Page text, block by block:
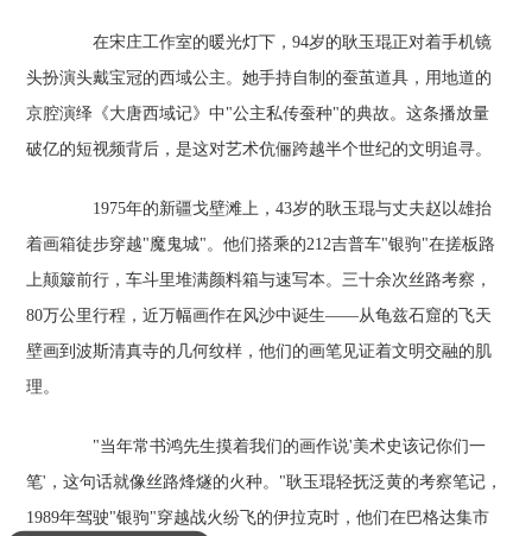
在宋庄工作室的暖光灯下，94岁的耿玉琨正对着手机镜
头扮演头戴宝冠的西域公主。她手持自制的蚕茧道具，用地道的
京腔演绎《大唐西域记》中"公主私传蚕种"的典故。这条播放量
破亿的短视频背后，是这对艺术伉俪跨越半个世纪的文明追寻。
1975年的新疆戈壁滩上，43岁的耿玉琨与丈夫赵以雄抬
着画箱徒步穿越"魔鬼城"。他们搭乘的212吉普车"银驹"在搓板路
上颠簸前行，车斗里堆满颜料箱与速写本。三十余次丝路考察，
80万公里行程，近万幅画作在风沙中诞生——从龟兹石窟的飞天
壁画到波斯清真寺的几何纹样，他们的画笔见证着文明交融的肌
理。
"当年常书鸿先生摸着我们的画作说'美术史该记你们一
笔'，这句话就像丝路烽燧的火种。"耿玉琨轻抚泛黄的考察笔记，
1989年驾驶"银驹"穿越战火纷飞的伊拉克时，他们在巴格达集市